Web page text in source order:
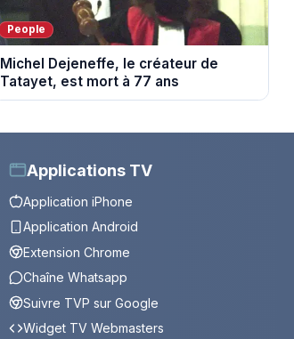
People
Michel Dejeneffe, le créateur de
Tatayet, est mort à 77 ans
Applications TV
Application iPhone
Application Android
Extension Chrome
Chaîne Whatsapp
Suivre TVP sur Google
Widget TV Webmasters